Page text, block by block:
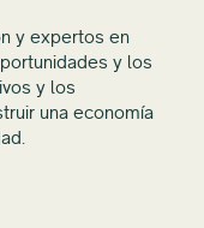
y expertos en
y los
y los
una economía